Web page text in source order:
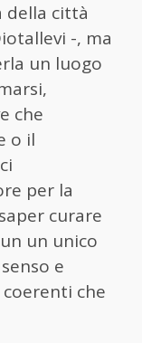
della città
-, ma
un luogo
che
o il
per la
curare
un unico
e
che